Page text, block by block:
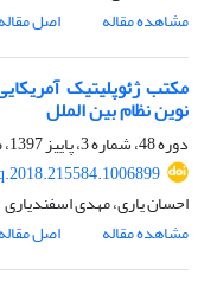
مشاهده مقاله
اصل مقاله
مکتب ژئوپلیتیک
نوین نظام بین الملل
دوره 48، شماره 3، پاییز 1397، صفحه
احسان یاری، مهدی اسفندیاری
مشاهده مقاله
اصل مقاله